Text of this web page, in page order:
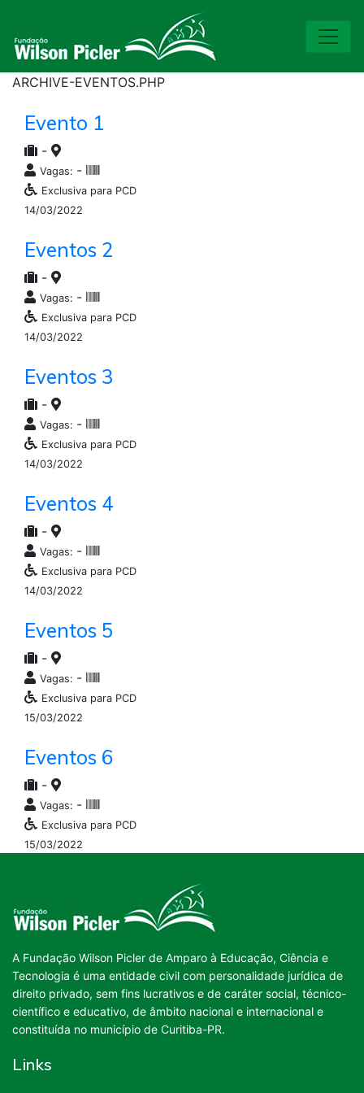
ARCHIVE-EVENTOS.PHP
Evento 1
-
Vagas: -
Exclusiva para PCD
14/03/2022
Eventos 2
-
Vagas: -
Exclusiva para PCD
14/03/2022
Eventos 3
-
Vagas: -
Exclusiva para PCD
14/03/2022
Eventos 4
-
Vagas: -
Exclusiva para PCD
14/03/2022
Eventos 5
-
Vagas: -
Exclusiva para PCD
15/03/2022
Eventos 6
-
Vagas: -
Exclusiva para PCD
15/03/2022
A Fundação Wilson Picler de Amparo à Educação, Ciência e
Tecnologia é uma entidade civil com personalidade jurídica de
direito privado, sem fins lucrativos e de caráter social, técnico-
científico e educativo, de âmbito nacional e internacional e
constituída no município de Curitiba-PR.
Links